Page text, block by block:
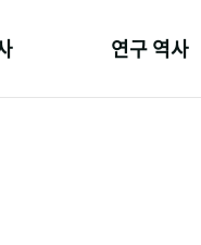
연구 역사